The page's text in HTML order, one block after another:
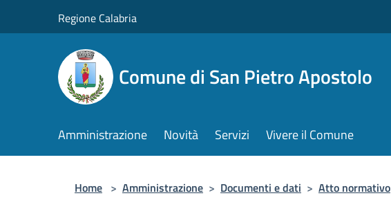
Regione Calabria
Comune di San Pietro Apostolo
Amministrazione Novità Servizi Vivere il Comune
Home > Amministrazione > Documenti e dati > Atto normativo